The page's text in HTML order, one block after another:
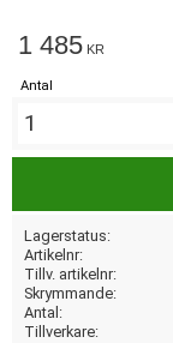
1 485 KR
Antal
Lagerstatus
Artikelnr
Tillv. artikelnr
Skrymmande
Antal
Tillverkare